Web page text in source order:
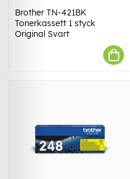
Brother TN-421BK
Tonerkassett 1 styck
Original Svart